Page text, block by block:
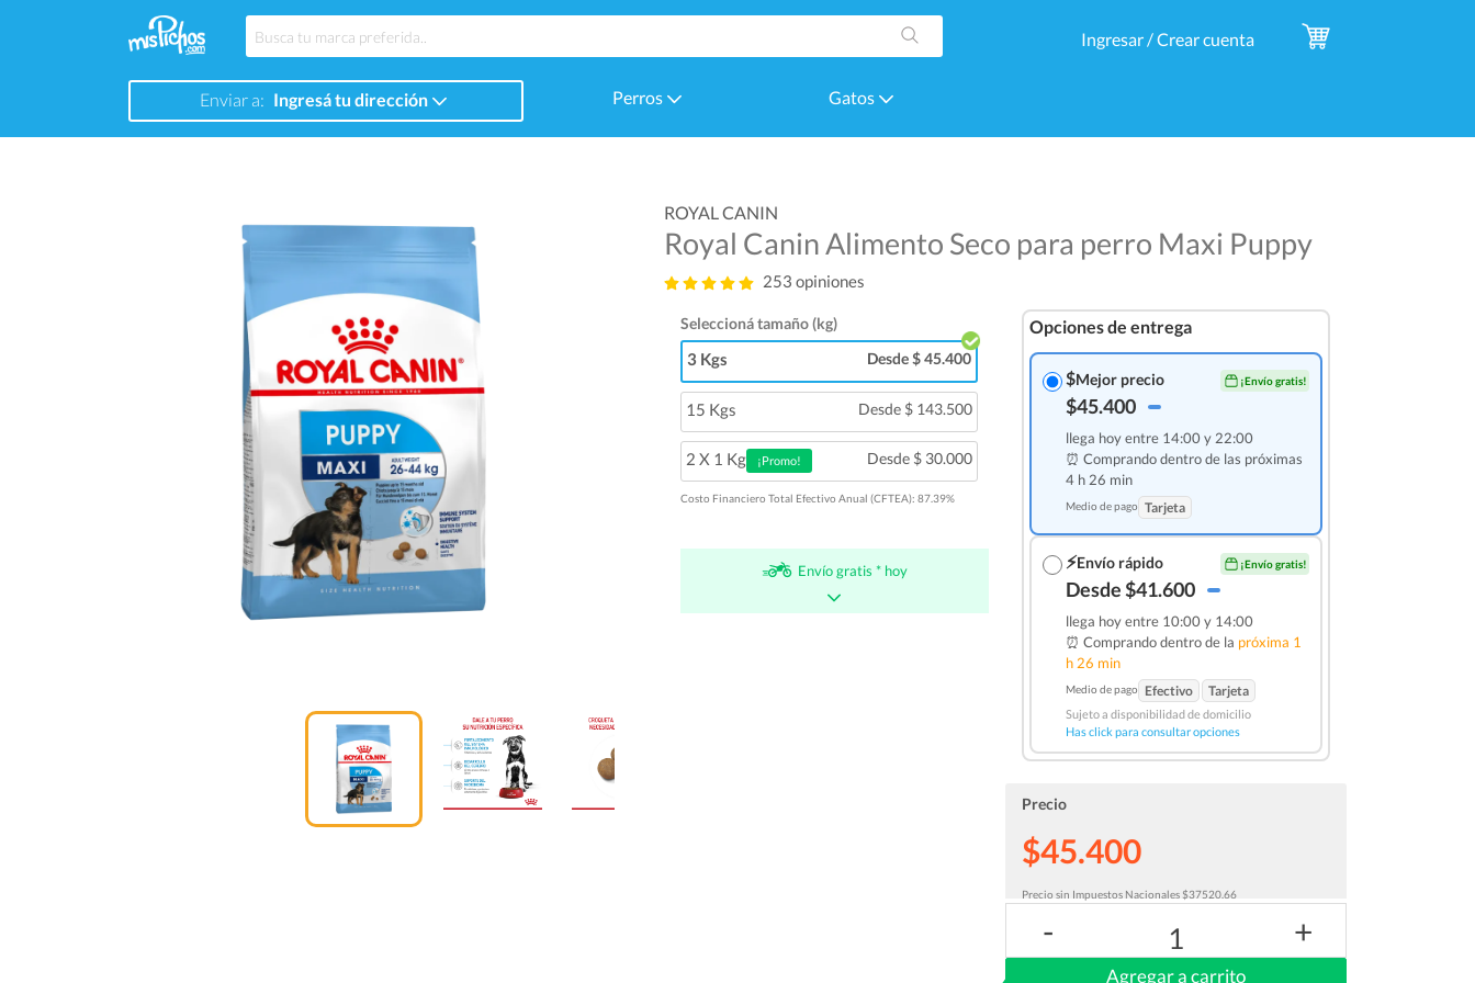
Ingresar / Crear cuenta
Enviar a: Ingresá tu dirección Perros Gatos
ROYAL CANIN
Royal Canin Alimento Seco para perro Maxi Puppy
253 opiniones
Seleccioná tamaño (kg)
3 Kgs Desde $ 45.400
15 Kgs Desde $ 143.500
2 X 1 Kg ¡Promo! Desde $ 30.000
Costo Financiero Total Efectivo Anual (CFTEA): 87.39%
Envío gratis * hoy
Opciones de entrega
$Mejor precio ¡Envío gratis!
$45.400
llega hoy entre 14:00 y 22:00
⏰ Comprando dentro de las próximas
4 h 26 min
Medio de pago Tarjeta
⚡Envío rápido ¡Envío gratis!
Desde $41.600
llega hoy entre 10:00 y 14:00
⏰ Comprando dentro de la próxima 1
h 26 min
Medio de pago Efectivo Tarjeta
Sujeto a disponibilidad de domicilio
Has click para consultar opciones
Precio
$45.400
Precio sin Impuestos Nacionales $37520.66
- 1 +
Agregar a carrito